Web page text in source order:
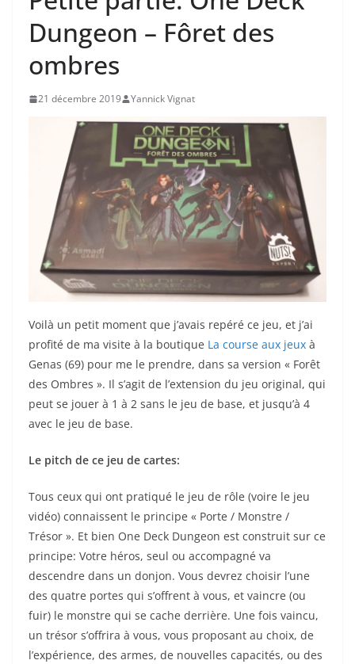
Dungeon – Fôret des
ombres
21 décembre 2019 Yannick Vignat
Voilà un petit moment que j’avais repéré ce jeu, et j’ai
profité de ma visite à la boutique La course aux jeux à
Genas (69) pour me le prendre, dans sa version « Forêt
des Ombres ». Il s’agit de l’extension du jeu original, qui
peut se jouer à 1 à 2 sans le jeu de base, et jusqu’à 4
avec le jeu de base.
Le pitch de ce jeu de cartes:
Tous ceux qui ont pratiqué le jeu de rôle (voire le jeu
vidéo) connaissent le principe « Porte / Monstre /
Trésor ». Et bien One Deck Dungeon est construit sur ce
principe: Votre héros, seul ou accompagné va
descendre dans un donjon. Vous devrez choisir l’une
des quatre portes qui s’offrent à vous, et vaincre (ou
fuir) le monstre qui se cache derrière. Une fois vaincu,
un trésor s’offrira à vous, vous proposant au choix, de
l’expérience, des armes, de nouvelles capacités, ou des